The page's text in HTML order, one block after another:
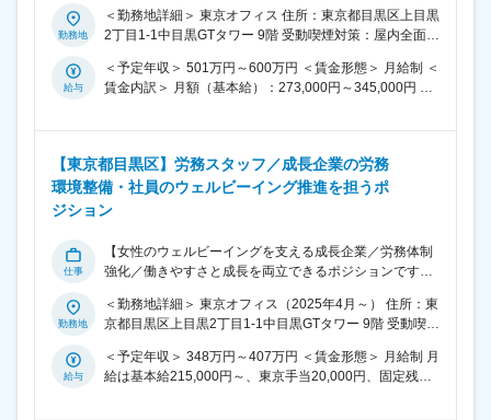
領域の統括およびセキュリティ体制・ITインフラの整備
◇全社横断でのIT環境の安定運用と、今期予定している
セキュリティ強化施策の実行 ■具体的には： ◇社内情報
システム業務 ・各種アカウント管理（Google
用スマホ管理（キッティング・修繕トラブル対応・デバ
イス制御管理） ※社員の業務用端末だけでなく、店舗で
営業利用する端末含む ・サーバー管理（複数ブランド
HP、コーポレートサイト） ※今期、運用保守管理会社を
社オフィス運営に伴うITネットワーク整備 ◇情報セキュ
リティ業務 ・情報セキュリティ体制強化に伴う必要業務
※今期、シングルサインオン・多要素認証評価・MDMの
導入、セキュリティツールの見直しを実施予定 ・Pマー
（札幌本社勤務） ・外部業務委託を2社アサインして稼
働（2～4名） ■当社について： 【2025年4月東証グロー
＜勤務地詳細＞ 東京オフィス 住所：東京都目黒区上目黒
2丁目1-1中目黒GTタワー 9階 受動喫煙対策：屋内全面禁
む）
＜予定年収＞ 501万円～600万円 ＜賃金形態＞ 月給制 ＜
賃金内訳＞ 月額（基本給）：273,000円～345,000円 固
30時間0分/月） 超過した時間外労働の残業手当は追加支
＜昇給有無＞ 有 ＜残業手当＞ 有 ＜給与補足＞ ※経験や
スキルを考慮して決定します。 賃金はあくまでも目安の
金額であり、選考を通じて上下する可能性があります。
【東京都目黒区】労務スタッフ／成長企業の労務
環境整備・社員のウェルビーイング推進を担うポ
ジション
【女性のウェルビーイングを支える成長企業／労務体制
強化／働きやすさと成長を両立できるポジションです】
トネススタジオを展開し、ウェルネス事業を急成長させ
ています。本ポジションでは、上場企業としての安定し
た労務環境の整備・運用を推進し、社員が安心して働け
る職場づくりを担っていただきます。労務業務全般に関
＜勤務地詳細＞ 東京オフィス（2025年4月～） 住所：東
京都目黒区上目黒2丁目1-1中目黒GTタワー 9階 受動喫煙
＜予定年収＞ 348万円～407万円 ＜賃金形態＞ 月給制 月
給は基本給215,000円～、東京手当20,000円、固定残業